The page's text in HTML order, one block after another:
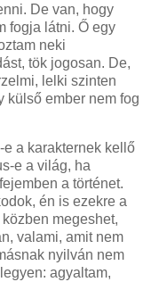
De van, hogy
fogja látni. Ő egy
neki
tök jogosan. De,
lelki szinten
külső ember nem fog
a karakternek kellő
e a világ, ha
a történet.
én is ezekre a
megeshet,
valami, amit nem
nyilván nem
agyaltam,